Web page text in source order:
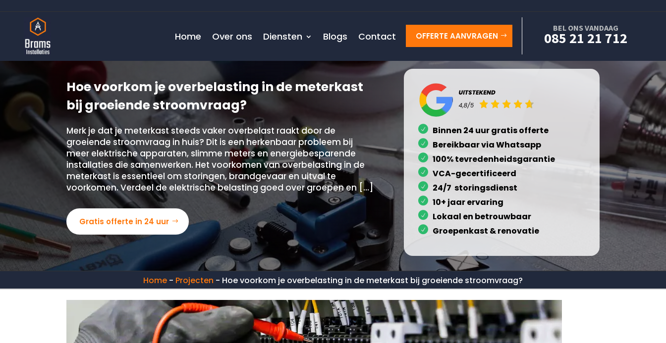
Home Over ons Diensten Blogs Contact OFFERTE AANVRAGEN
BEL ONS VANDAAG
085 21 21 712
Hoe voorkom je overbelasting in de meterkast
bij groeiende stroomvraag?
Merk je dat je meterkast steeds vaker overbelast raakt door de
groeiende stroomvraag in huis? Dit is een herkenbaar probleem bij
meer elektrische apparaten, slimme meters en energiebesparende
installaties die samenwerken.​ Het voorkomen van overbelasting in de
meterkast is essentieel om storingen, brandgevaar en uitval te
voorkomen.​ Verdeel de elektrische belasting goed over groepen en […]
Gratis offerte in 24 uur
Binnen 24 uur gratis offerte
Bereikbaar via Whatsapp
100% tevredenheidsgarantie
VCA-gecertificeerd
24/7 storingsdienst
10+ jaar ervaring
Lokaal en betrouwbaar
Groepenkast & renovatie
Home - Projecten - Hoe voorkom je overbelasting in de meterkast bij groeiende stroomvraag?